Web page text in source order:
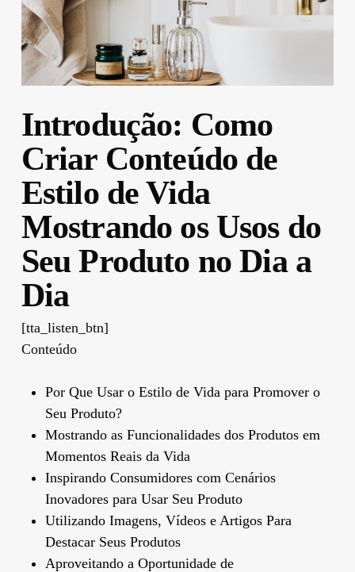
Introdução: Como
Criar Conteúdo de
Estilo de Vida
Mostrando os Usos do
Seu Produto no Dia a
Dia
[tta_listen_btn]
Conteúdo
Por Que Usar o Estilo de Vida para Promover o
Seu Produto?
Mostrando as Funcionalidades dos Produtos em
Momentos Reais da Vida
Inspirando Consumidores com Cenários
Inovadores para Usar Seu Produto
Utilizando Imagens, Vídeos e Artigos Para
Destacar Seus Produtos
Aproveitando a Oportunidade de